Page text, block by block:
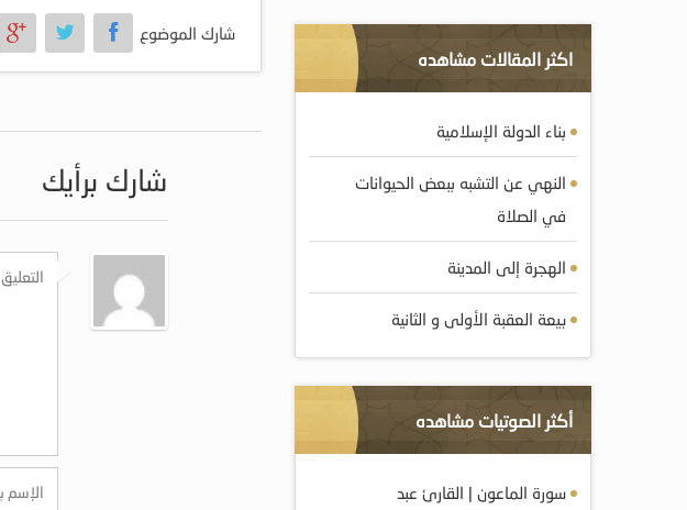
شارك الموضوع
شارك برأيك
اكثر المقالات مشاهده
بناء الدولة الإسلامية
النهي عن التشبه ببعض الحيوانات
في الصلاة
الهجرة إلى المدينة
بيعة العقبة الأولى و الثانية
أكثر الصوتيات مشاهده
سورة الماعون | القارئ عبد